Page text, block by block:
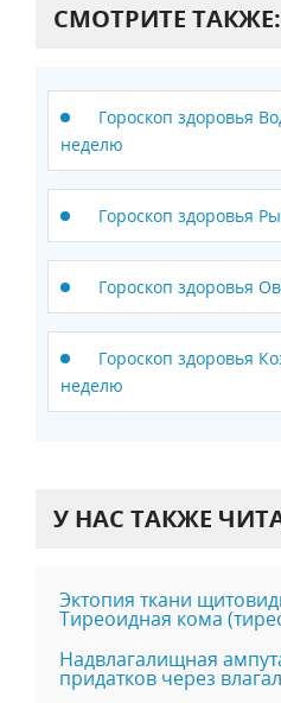
СМОТРИТЕ ТАКЖЕ:
Гороскоп здоровья
неделю
Гороскоп здоровья
Гороскоп здоровья
Гороскоп здоровья
неделю
У НАС ТАКЖЕ
Эктопия ткани
Тиреоидная кома
Надвлагалищная
придатков через